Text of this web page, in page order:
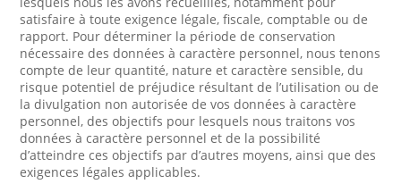
satisfaire à toute exigence légale, fiscale, comptable ou de
rapport. Pour déterminer la période de conservation
nécessaire des données à caractère personnel, nous tenons
compte de leur quantité, nature et caractère sensible, du
risque potentiel de préjudice résultant de l’utilisation ou de
la divulgation non autorisée de vos données à caractère
personnel, des objectifs pour lesquels nous traitons vos
données à caractère personnel et de la possibilité
d’atteindre ces objectifs par d’autres moyens, ainsi que des
exigences légales applicables.